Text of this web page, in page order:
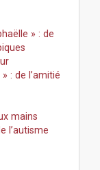
» : de
: de l’amitié
mains
l’autisme